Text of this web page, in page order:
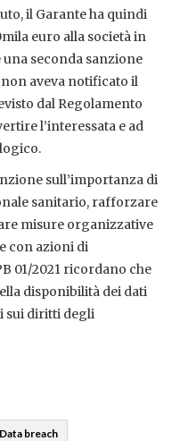
il Garante ha quindi
euro alla società in
seconda sanzione
aveva notificato il
dal Regolamento
l’interessata e ad
sull’importanza di
sanitario, rafforzare
misure organizzative
con azioni di
01/2021 ricordano che
disponibilità dei dati
sui diritti degli
Data breach